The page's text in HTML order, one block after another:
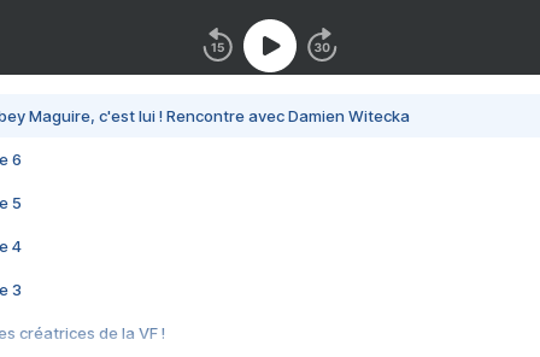
Maguire, c'est lui ! Rencontre avec Damien Witecka
6
5
4
3
créatrices de la VF !